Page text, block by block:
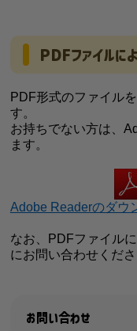
PDFファイルに
PDF形式のファイル
す。
お持ちでない方は、
ます。
Adobe Readerのダウ
なお、PDFファイル
にお問い合わせくださ
お問い合わせ